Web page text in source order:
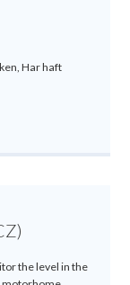
Har haft
the level in the